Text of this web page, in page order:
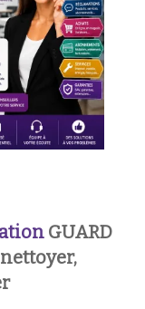
GUARD
nettoyer,